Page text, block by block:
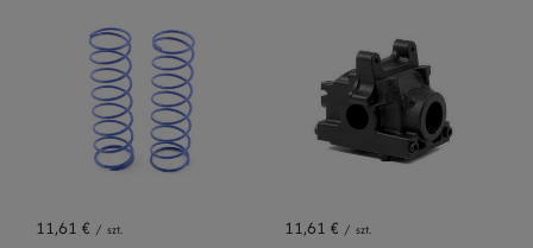
11,61 € / szt. 11,61 € / szt.